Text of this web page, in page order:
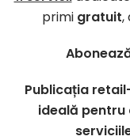
primi gratuit,
Publicația
ideală pentru